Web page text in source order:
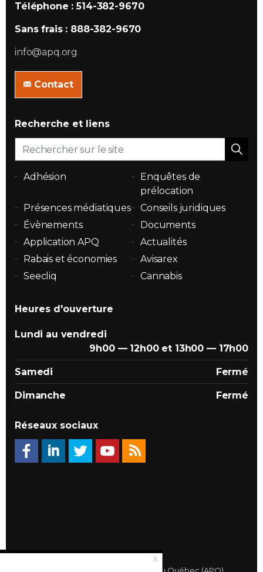
Téléphone : 514-382-9670
Sans frais : 888-382-9670
info@apq.org
Contact
Recherche et liens
Adhésion
Enquêtes de
prélocation
Présences médiatiques
Conseils juridiques
Évènements
Documents
Application APQ
Actualités
Rabais et économies
Avisarex
Seecliq
Cannabis
Heures d'ouverture
Lundi au vendredi
9h00 — 12h00 et 13h00 — 17h00
Samedi Fermé
Dimanche Fermé
Réseaux sociaux